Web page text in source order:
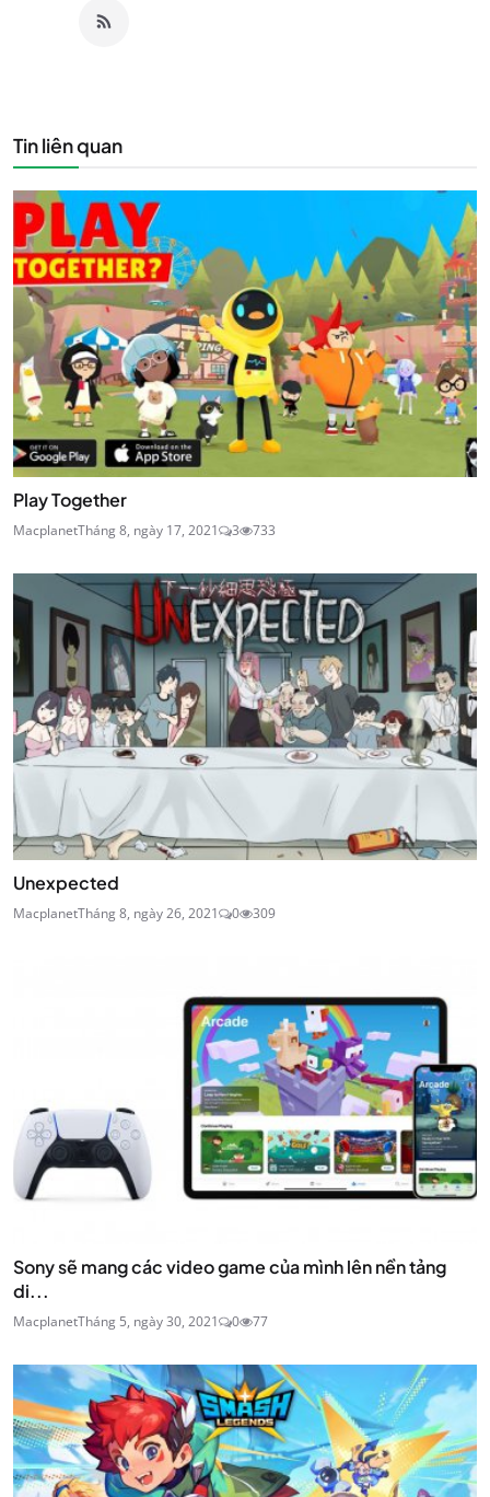
Tin liên quan
Play Together
MacplanetTháng 8, ngày 17, 2021 3 733
Unexpected
MacplanetTháng 8, ngày 26, 2021 0 309
Sony sẽ mang các video game của mình lên nền tảng
di...
MacplanetTháng 5, ngày 30, 2021 0 77